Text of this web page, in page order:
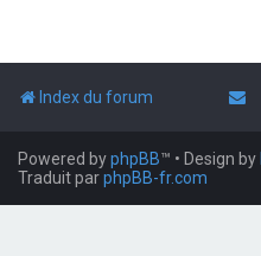
Index du forum
Powered byphpBB™ • Design by
Traduit parphpBB-fr.com